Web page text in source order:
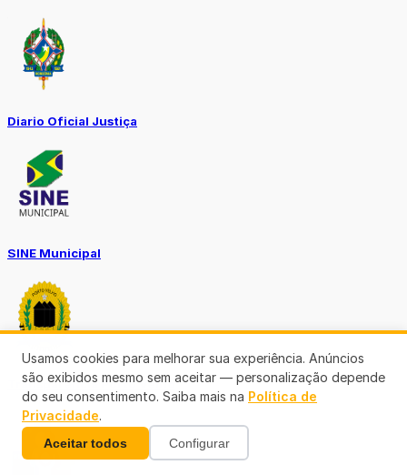
Diario Oficial Justiça
SINE Municipal
Transparência Porto Velho
Usamos cookies para melhorar sua experiência. Anúncios
são exibidos mesmo sem aceitar — personalização depende
do seu consentimento. Saiba mais na Política de
Privacidade.
Aceitar todos Configurar